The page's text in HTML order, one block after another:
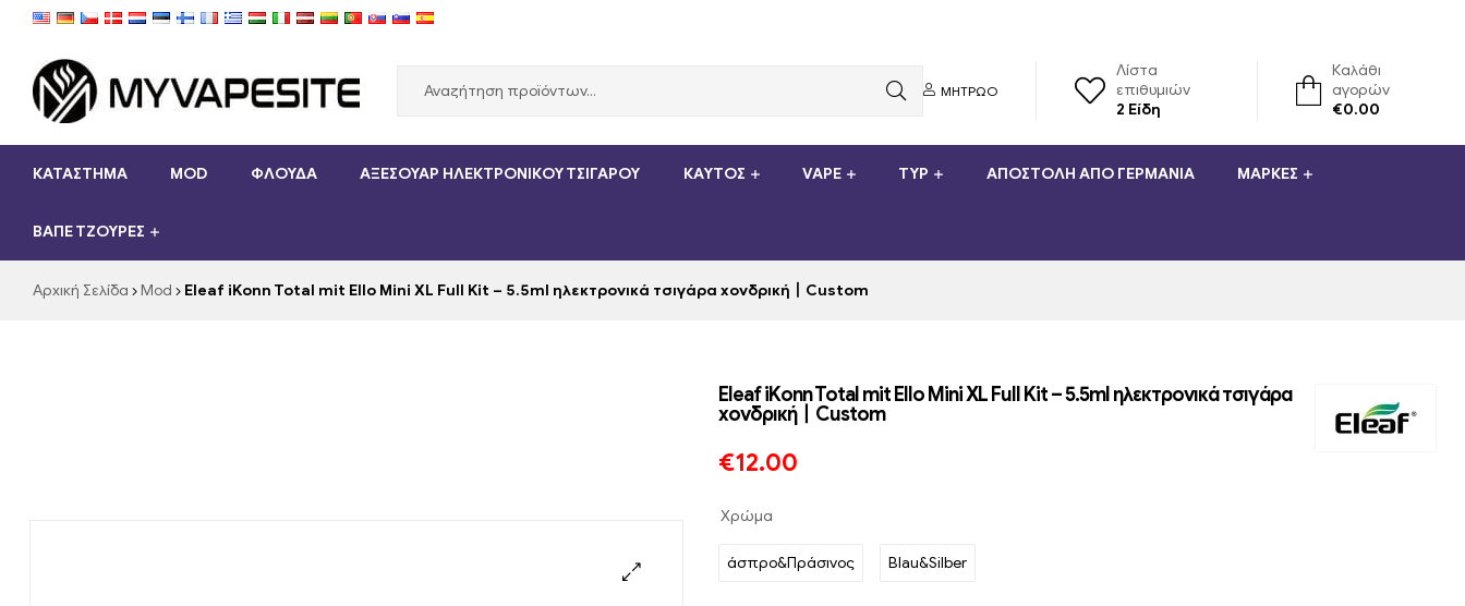
Myvapesite.de
cigarettes
φθηνά
online
ΜΗΤΡΏΟ
Λίστα
επιθυμιών
2 Είδη
Καλάθι
αγορών
€0.00
ΚΑΤΑΣΤΗΜΑ MOD ΦΛΟΎΔΑ ΑΞΕΣΟΥΆΡ ΗΛΕΚΤΡΟΝΙΚΟΎ ΤΣΙΓΆΡΟΥ ΚΑΥΤΌΣ VAPE TYP ΑΠΟΣΤΟΛΉ ΑΠΌ ΓΕΡΜΑΝΊΑ ΜΆΡΚΕΣ
ΒΑΠΈ ΤΖΟΎΡΕΣ
Αρχική Σελίδα Mod Eleaf iKonn Total mit Ello Mini XL Full Kit – 5.5ml ηλεκτρονικά τσιγάρα χονδρική丨Custom
Eleaf iKonn Total mit Ello Mini XL Full Kit – 5.5ml ηλεκτρονικά τσιγάρα
χονδρική丨Custom
€12.00
Χρώμα
άσπρο&Πράσινος Blau&Silber